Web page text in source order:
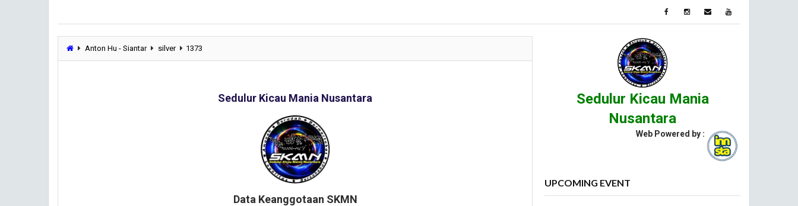
Anton Hu - Siantar silver 1373
Sedulur Kicau Mania Nusantara
Data Keanggotaan SKMN
Sedulur Kicau Mania
Nusantara
Web Powered by :
UPCOMING EVENT